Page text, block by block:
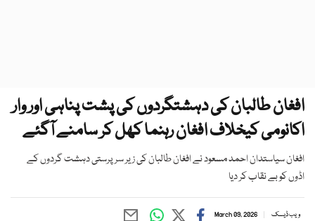
افغان طالبان کی دہشتگردوں کی پشت پناہی اور وار
اکانومی کیخلاف افغان رہنما کھل کر سامنے آگئے
افغان سیاستدان احمد مسعود نے افغان طالبان کی زیر سرپرستی دہشت گردوں کے
اڈوں کو بے نقاب کر دیا
ویب ڈیسک March 09, 2026